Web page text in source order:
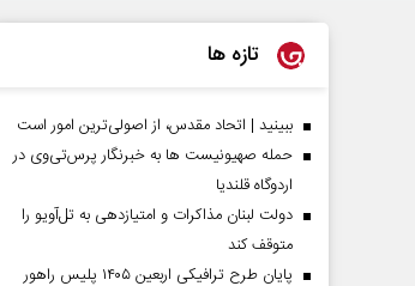
تازه ها
ببینید | اتحاد مقدس، از اصولی‌ترین امور است
حمله صهیونیست ها به خبرنگار پرس‌تی‌وی در
اردوگاه قلندیا
دولت لبنان مذاکرات و امتیازدهی به تل‌آویو را
متوقف کند
پایان طرح ترافیکی اربعین ۱۴۰۵ پلیس راهور